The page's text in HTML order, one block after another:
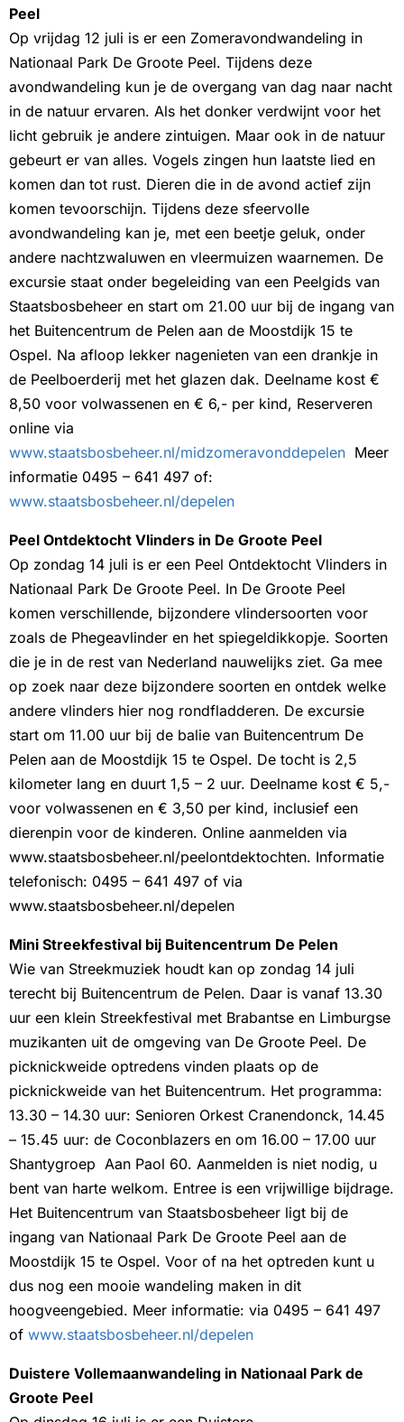
Peel
Op vrijdag 12 juli is er een Zomeravondwandeling in
Nationaal Park De Groote Peel. Tijdens deze
avondwandeling kun je de overgang van dag naar nacht
in de natuur ervaren. Als het donker verdwijnt voor het
licht gebruik je andere zintuigen. Maar ook in de natuur
gebeurt er van alles. Vogels zingen hun laatste lied en
komen dan tot rust. Dieren die in de avond actief zijn
komen tevoorschijn. Tijdens deze sfeervolle
avondwandeling kan je, met een beetje geluk, onder
andere nachtzwaluwen en vleermuizen waarnemen. De
excursie staat onder begeleiding van een Peelgids van
Staatsbosbeheer en start om 21.00 uur bij de ingang van
het Buitencentrum de Pelen aan de Moostdijk 15 te
Ospel. Na afloop lekker nagenieten van een drankje in
de Peelboerderij met het glazen dak. Deelname kost €
8,50 voor volwassenen en € 6,- per kind, Reserveren
online via
www.staatsbosbeheer.nl/midzomeravonddepelen Meer
informatie 0495 – 641 497 of:
www.staatsbosbeheer.nl/depelen
Peel Ontdektocht Vlinders in De Groote Peel
Op zondag 14 juli is er een Peel Ontdektocht Vlinders in
Nationaal Park De Groote Peel. In De Groote Peel
komen verschillende, bijzondere vlindersoorten voor
zoals de Phegeavlinder en het spiegeldikkopje. Soorten
die je in de rest van Nederland nauwelijks ziet. Ga mee
op zoek naar deze bijzondere soorten en ontdek welke
andere vlinders hier nog rondfladderen. De excursie
start om 11.00 uur bij de balie van Buitencentrum De
Pelen aan de Moostdijk 15 te Ospel. De tocht is 2,5
kilometer lang en duurt 1,5 – 2 uur. Deelname kost € 5,-
voor volwassenen en € 3,50 per kind, inclusief een
dierenpin voor de kinderen. Online aanmelden via
www.staatsbosbeheer.nl/peelontdektochten. Informatie
telefonisch: 0495 – 641 497 of via
www.staatsbosbeheer.nl/depelen
Mini Streekfestival bij Buitencentrum De Pelen
Wie van Streekmuziek houdt kan op zondag 14 juli
terecht bij Buitencentrum de Pelen. Daar is vanaf 13.30
uur een klein Streekfestival met Brabantse en Limburgse
muzikanten uit de omgeving van De Groote Peel. De
picknickweide optredens vinden plaats op de
picknickweide van het Buitencentrum. Het programma:
13.30 – 14.30 uur: Senioren Orkest Cranendonck, 14.45
– 15.45 uur: de Coconblazers en om 16.00 – 17.00 uur
Shantygroep Aan Paol 60. Aanmelden is niet nodig, u
bent van harte welkom. Entree is een vrijwillige bijdrage.
Het Buitencentrum van Staatsbosbeheer ligt bij de
ingang van Nationaal Park De Groote Peel aan de
Moostdijk 15 te Ospel. Voor of na het optreden kunt u
dus nog een mooie wandeling maken in dit
hoogveengebied. Meer informatie: via 0495 – 641 497
of www.staatsbosbeheer.nl/depelen
Duistere Vollemaanwandeling in Nationaal Park de
Groote Peel